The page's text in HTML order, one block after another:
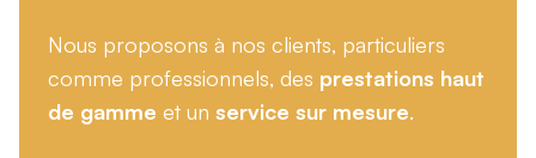
Nous proposons à nos clients, particuliers
comme professionnels, des prestations haut
de gamme et un service sur mesure.